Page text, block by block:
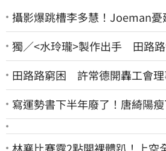
攝影爆跳槽李多慧！Joeman憂
獨／<水玲瓏>製作出手 田路
田路路窮困 許常德開轟工會
寫運勢書下半年廢了！唐綺陽